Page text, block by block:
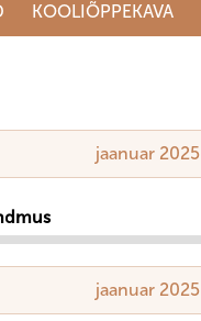
KOOLIÕPPEKAVA
jaanuar 2025
jaanuar 2025